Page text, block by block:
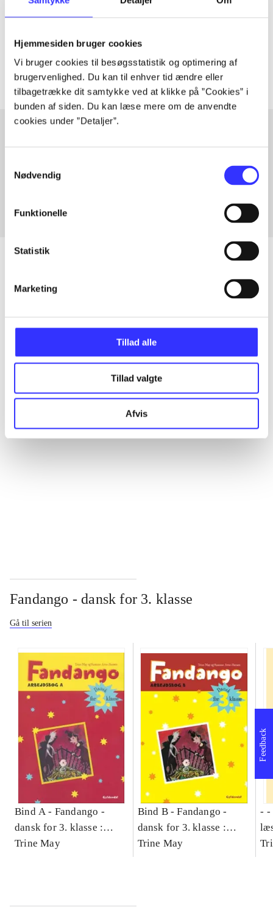
Hjemmesiden bruger cookies
Vi bruger cookies til besøgsstatistik og optimering af
brugervenlighed. Du kan til enhver tid ændre eller
tilbagetrække dit samtykke ved at klikke på ”Cookies” i
bunden af siden. Du kan læse mere om de anvendte
cookies under ”Detaljer”.
Nødvendig
Funktionelle
Statistik
Marketing
Tillad alle
Tillad valgte
Afvis
lorem ipsum dolor sit amet ...
Artiklerne i handler ofte om
Fra
Artikler
...
Fandango - dansk for 3. klasse
Gå til serien
Bind A - Fandango -
dansk for 3. klasse :
grundbog -- Arbejdsbog.
Trine May
Bind B -Fandango -
dansk for 3. klasse :
grundbog -- Arbejdsbog.
Trine May
- -
-
Feedback